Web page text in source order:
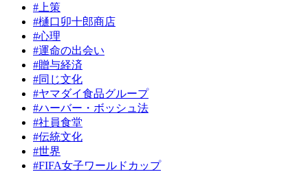
#上策
#樋口卯十郎商店
#心理
#運命の出会い
#贈与経済
#同じ文化
#ヤマダイ食品グループ
#ハーバー・ボッシュ法
#社員食堂
#伝統文化
#世界
#FIFA女子ワールドカップ